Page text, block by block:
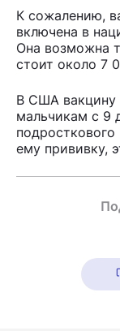
К сожалению,
включена в
Она возможна
стоит около 7
В США вакцину
мальчикам с 9
подросткового
ему прививку,